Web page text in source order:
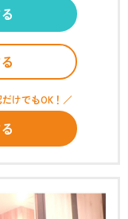
けでもOK！／